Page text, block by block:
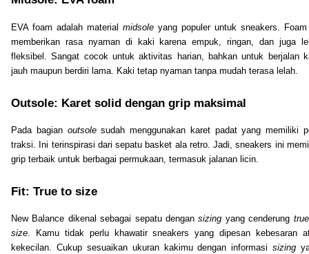
EVA foam adalah material midsole yang populer untuk sneakers.
memberikan rasa nyaman di kaki karena empuk, ringan, dan juga
fleksibel. Sangat cocok untuk aktivitas harian, bahkan untuk berjalan
jauh maupun berdiri lama. Kaki tetap nyaman tanpa mudah terasa lelah.
Outsole: Karet solid dengan grip maksimal
Pada bagian outsolesudah menggunakan karet padat yang memiliki
traksi. Ini terinspirasi dari sepatu basket ala retro. Jadi, sneakers ini
grip terbaik untuk berbagai permukaan, termasuk jalanan licin.
Fit: True to size
New Balance dikenal sebagai sepatu dengansizing yang cenderung true
size. Kamu tidak perlu khawatir sneakers yang dipesan kebesaran
kekecilan. Cukup sesuaikan ukuran kakimu dengan informasisizing